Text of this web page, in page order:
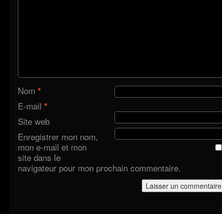
Nom *
E-mail *
Site web
Enregistrer mon nom,
mon e-mail et mon
site dans le
navigateur pour mon prochain commentaire.